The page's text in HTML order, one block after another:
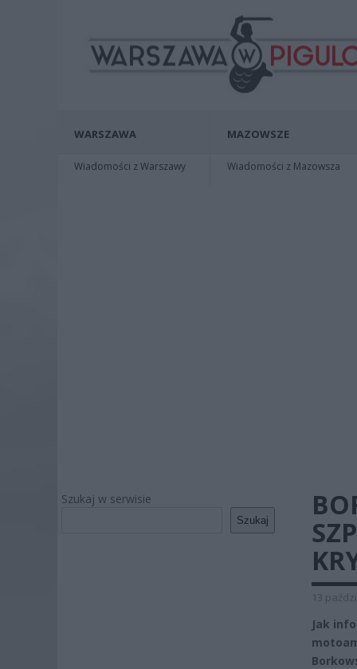
WARSZAWA
Wiadomości z Warszawy
MAZOWSZE
Wiadomości z Mazowsza
Szukaj w serwisie
Szukaj
13
Jak